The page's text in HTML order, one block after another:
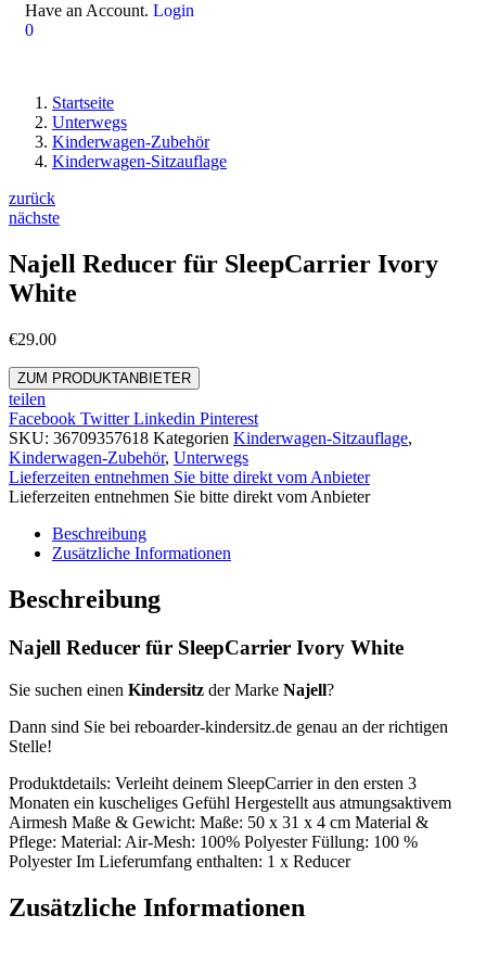
Have an Account. Login
0
Startseite
Unterwegs
Kinderwagen-Zubehör
Kinderwagen-Sitzauflage
zurück
nächste
Najell Reducer für SleepCarrier Ivory
White
€29.00
ZUM PRODUKTANBIETER
teilen
Facebook TwitterLinkedin Pinterest
SKU: 36709357618 Kategorien Kinderwagen-Sitzauflage,
Kinderwagen-Zubehör, Unterwegs
Lieferzeiten entnehmen Sie bitte direkt vom Anbieter
Lieferzeiten entnehmen Sie bitte direkt vom Anbieter
Beschreibung
Zusätzliche Informationen
Beschreibung
Najell Reducer für SleepCarrier Ivory White
Sie suchen einen Kindersitz der Marke Najell?
Dann sind Sie bei reboarder-kindersitz.de genau an der richtigen
Stelle!
Produktdetails: Verleiht deinem SleepCarrier in den ersten 3
Monaten ein kuscheliges Gefühl Hergestellt aus atmungsaktivem
Airmesh Maße & Gewicht: Maße: 50 x 31 x 4 cm Material &
Pflege: Material: Air-Mesh: 100% Polyester Füllung: 100 %
Polyester Im Lieferumfang enthalten: 1 x Reducer
Zusätzliche Informationen